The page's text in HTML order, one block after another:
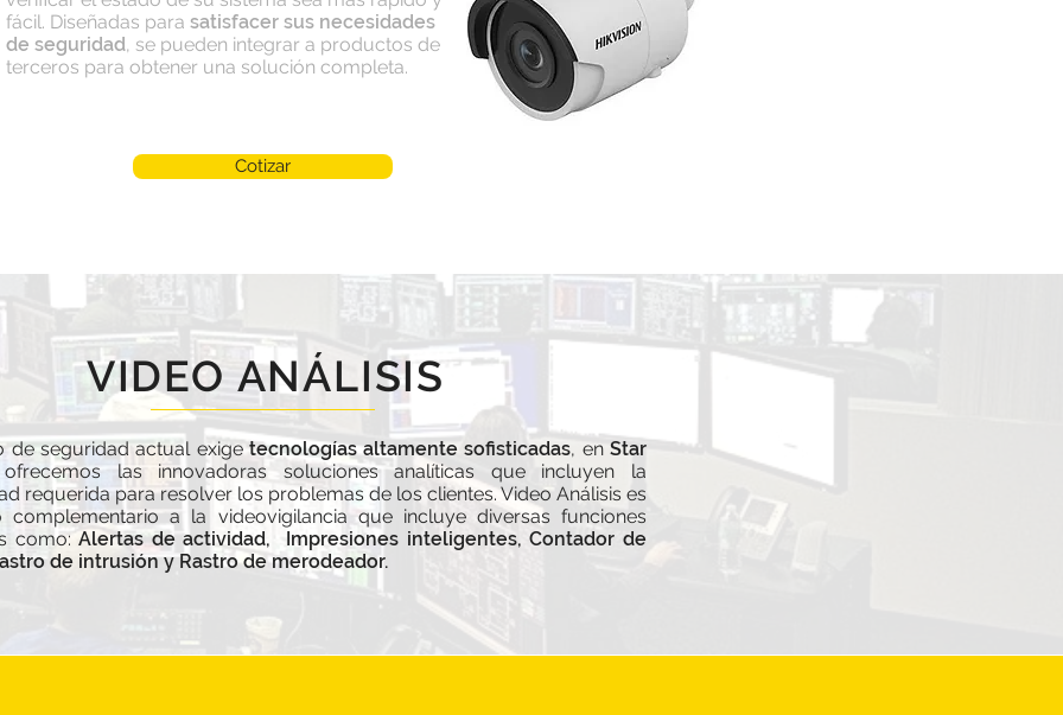
fácil. Diseñadas para satisfacer sus necesidades
de seguridad, se pueden integrar a productos de
terceros para obtener una solución completa.
Cotizar
VIDEO ANÁLISIS
de seguridad actual exigetecnologías altamente sofisticadas, enStar
las innovadoras soluciones analíticas que incluyen la
requerida para resolver los problemas de los clientes. Video Análisis es
complementario a la videovigilancia que incluye diversas funciones
como: Alertas de actividad, Impresiones inteligentes, Contador de
de intrusión y Rastro de merodeador.